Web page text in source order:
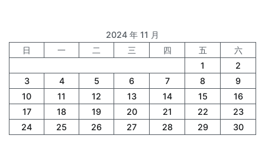
2024 年 11 月
日
一 二 三 四 五
六
1
2
3
4 5 6 7 8
9
10
11 12 13 14 15
16
17
18 19 20 21 22
23
24
25 26 27 28 29 30